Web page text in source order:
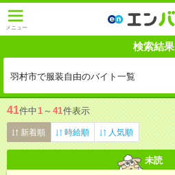
メニュー
検索結果
羽村市で服装自由のバイト一覧
41件中1 ～ 41件表示
新着順 時給順 人気順
未読